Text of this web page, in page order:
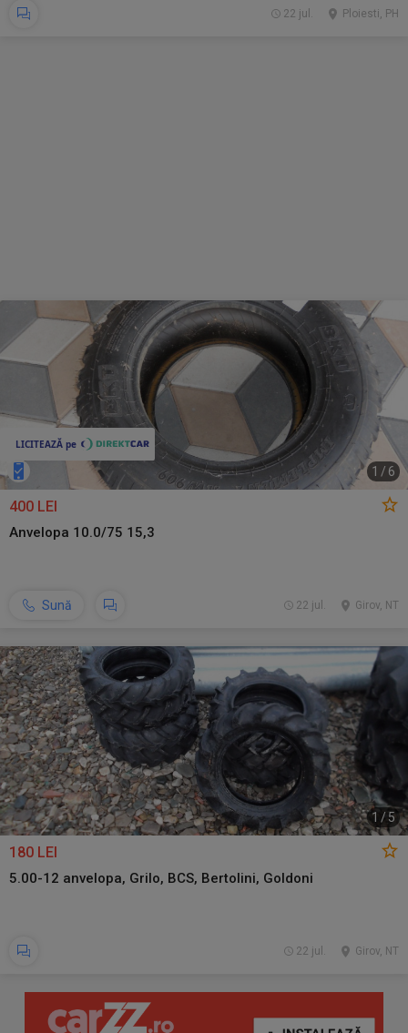
Ploiesti, PH
22 jul.
1 / 6
400 LEI
Anvelopa 10.0/75 15,3
Sună Girov, NT
22 jul.
1 / 5
180 LEI
5.00-12 anvelopa, Grilo, BCS, Bertolini, Goldoni
Girov, NT
22 jul.